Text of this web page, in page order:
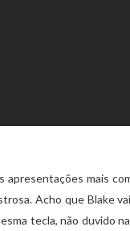
apresentações mais
Acho que Blake
tecla, não duvido